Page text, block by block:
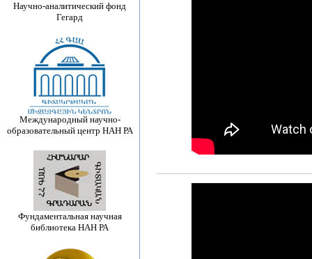
Научно-аналитический фонд
Гегард
Международный научно-
образовательный центр НАН РА
Фундаментальная научная
библиотека НАН РА